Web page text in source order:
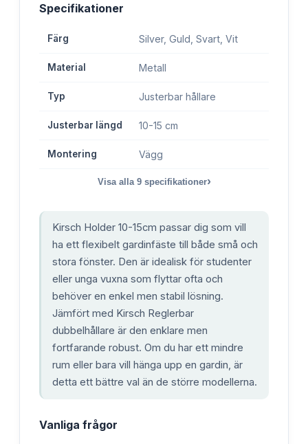
Specifikationer
Färg Silver, Guld, Svart, Vit
Material Metall
Typ Justerbar hållare
Justerbar längd 10-15 cm
Montering Vägg
Visa alla 9specifikationer›
Kirsch Holder 10-15cm passar dig som vill
ha ett flexibelt gardinfäste till både små och
stora fönster. Den är idealisk för studenter
eller unga vuxna som flyttar ofta och
behöver en enkel men stabil lösning.
Jämfört med Kirsch Reglerbar
dubbelhållare är den enklare men
fortfarande robust. Om du har ett mindre
rum eller bara vill hänga upp en gardin, är
detta ett bättre val än de större modellerna.
Vanliga frågor